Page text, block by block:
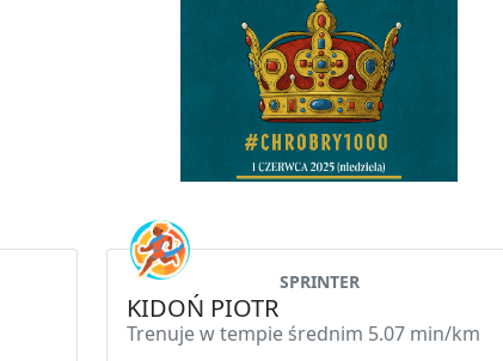
SPRINTER
KIDOŃ PIOTR
Trenuje w tempie średnim 5.07 min/km